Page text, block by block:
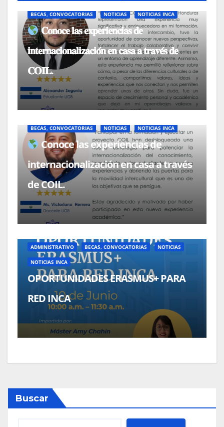
BECAS, CONVOCATORIAS NOTICIAS NOTICIAS INCA
𝐂𝐨𝐧𝐨𝐜𝐞 𝐥𝐚𝐬 𝐞𝐱𝐩𝐞𝐫𝐢𝐞𝐧𝐜𝐢𝐚𝐬 𝐝𝐞
𝐢𝐧𝐭𝐞𝐫𝐧𝐚𝐜𝐢𝐨𝐧𝐚𝐥𝐢𝐳𝐚𝐜𝐢𝐨́𝐧 𝐞𝐧 𝐜𝐚𝐬𝐚 𝐚 𝐭𝐫𝐚𝐯𝐞́𝐬 𝐝𝐞
𝐂𝐎𝐈𝐋.
BECAS, CONVOCATORIAS NOTICIAS NOTICIAS INCA
Conoce las experiencias de
internacionalización en casa a través
de COIL.
ADMINISTRATIVO BECAS, CONVOCATORIAS NOTICIAS
NOTICIAS INCA
OPORTUNIDADES ERASMUS+ PARA
RED INCA
Buscar